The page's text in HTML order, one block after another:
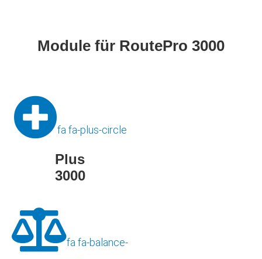
Module für RoutePro 3000
fa fa-plus-circle
Plus
3000
fa fa-balance-